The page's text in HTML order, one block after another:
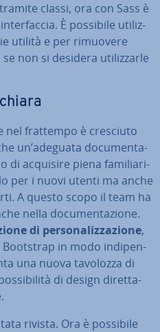
classi, ora con Sass è
È possibile uti­liz­
utilità e per rimuovere
non si desidera uti­liz­zar­le
nel frattempo è cresciuto
un’adeguata do­cu­men­ta­
di acquisire piena fa­mi­lia­ri­
per i nuovi utenti ma anche
A questo scopo il team ha
nella do­cu­men­ta­zio­ne.
di per­so­na­liz­za­zio­ne,
Bootstrap in modo in­di­pen­
una nuova tavolozza di
di design di­ret­ta­
rivista. Ora è possibile